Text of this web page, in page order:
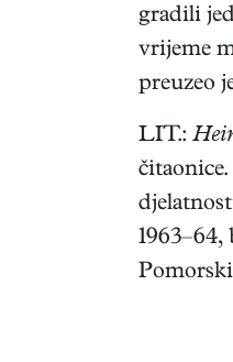
gradili
vrijeme
preuzeo
LIT.:
čitaonice.